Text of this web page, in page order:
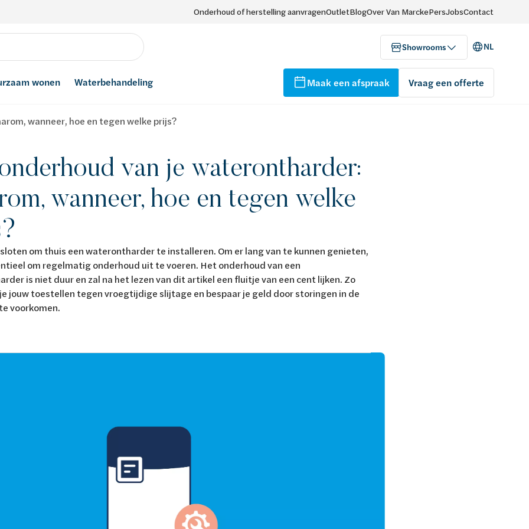
Onderhoud of herstelling aanvragenOutletBlogOver Van MarckePersJobsContact
Showrooms NL
wonen Waterbehandeling Maak een afspraak Vraag een offerte
wanneer, hoe en tegen welke prijs?
van je waterontharder:
wanneer, hoe en tegen welke
om thuis een waterontharder te installeren. Om er lang van te kunnen genieten,
om regelmatig onderhoud uit te voeren. Het onderhoud van een
is niet duur en zal na het lezen van dit artikel een fluitje van een cent lijken. Zo
jouw toestellen tegen vroegtijdige slijtage en bespaar je geld door storingen in de
voorkomen.